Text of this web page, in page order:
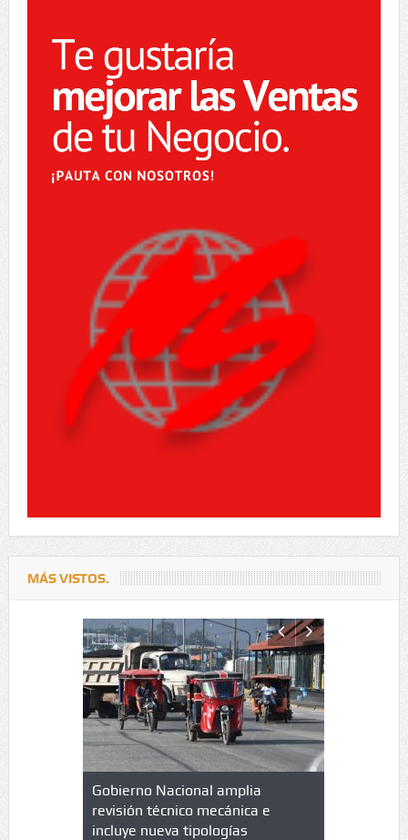
MÁS VISTOS.
en
Gobierno Nacional amplia
revisión técnico mecánica e
incluye nueva tipologías
Qué es